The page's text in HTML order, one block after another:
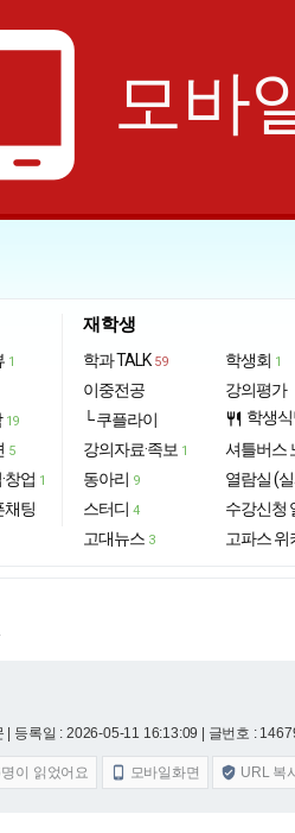
모바
1
19
5
창업 1
채팅
재학생
학과 TALK 59
이중전공
└ 쿠플라이
강의자료·족보 1
동아리 9
스터디 4
고대뉴스 3
학생회 1
강의평가
restaurant 학생
셔틀버스
열람실 (
수강신청
고파스 위
| 등록일 : 2026-05-11 16:13:09 | 글번호 :
명이 읽었어요  모바일화면  URL 복